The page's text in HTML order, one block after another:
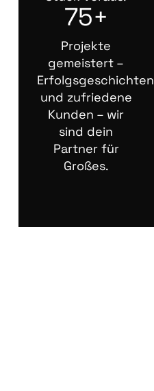
75+
Projekte
gemeistert –
Erfolgsgeschichten
und zufriedene
Kunden – wir
sind dein
Partner für
Großes.